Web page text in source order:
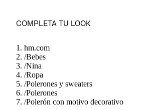
COMPLETA TU LOOK
hm.com
/Bebes
/Nina
/Ropa
/Polerones y sweaters
/Polerones
/Polerón con motivo decorativo